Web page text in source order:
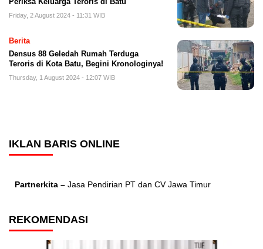
Friday, 2 August 2024 - 11:31 WIB
Berita
Densus 88 Geledah Rumah Terduga
Teroris di Kota Batu, Begini Kronologinya!
Thursday, 1 August 2024 - 12:07 WIB
IKLAN BARIS ONLINE
Partnerkita – Jasa Pendirian PT dan CV Jawa Timur
REKOMENDASI